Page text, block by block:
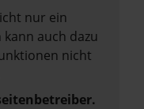
nur ein
auch dazu
nicht